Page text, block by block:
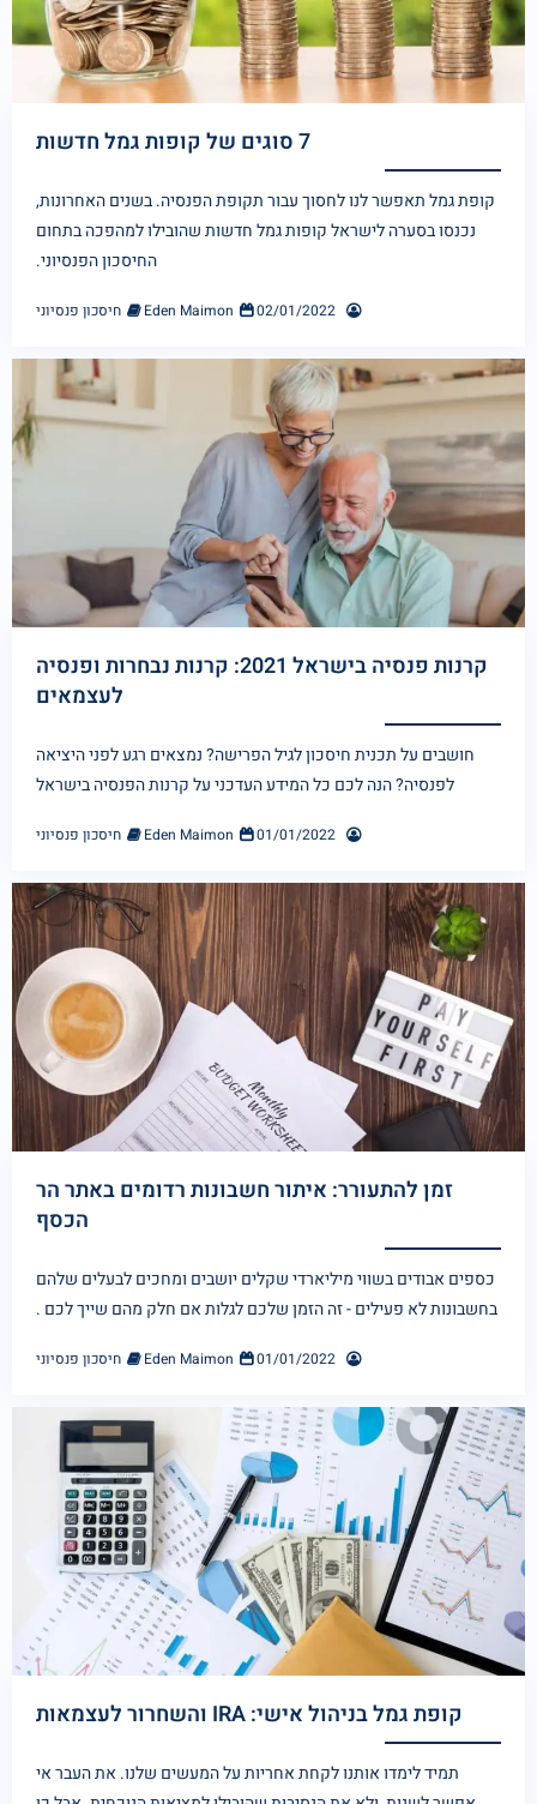
קופת גמל תאפשר לנו לחסוך עבור תקופת הפנסיה. בשנים האחרונות,
נכנסו בסערה לישראל קופות גמל חדשות שהובילו למהפכה בתחום
החיסכון הפנסיוני.
Eden Maimon 02/01/2022 חיסכון פנסיוני
קרנות פנסיה בישראל 2021: קרנות נבחרות ופנסיה
לעצמאים
חושבים על תכנית חיסכון לגיל הפרישה? נמצאים רגע לפני היציאה
לפנסיה? הנה לכם כל המידע העדכני על קרנות הפנסיה בישראל
Eden Maimon 01/01/2022 חיסכון פנסיוני
זמן להתעורר: איתור חשבונות רדומים באתר הר
הכסף
כספים אבודים בשווי מיליארדי שקלים יושבים ומחכים לבעלים שלהם
בחשבונות לא פעילים - זה הזמן שלכם לגלות אם חלק מהם שייך לכם .
Eden Maimon 01/01/2022 חיסכון פנסיוני
קופת גמל בניהול אישי: IRA והשחרור לעצמאות
תמיד לימדו אותנו לקחת אחריות על המעשים שלנו. את העבר אי